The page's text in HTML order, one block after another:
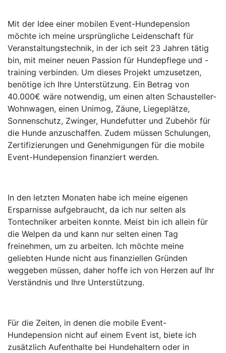
Mit der Idee einer mobilen Event-Hundepension
möchte ich meine ursprüngliche Leidenschaft für
Veranstaltungstechnik, in der ich seit 23 Jahren tätig
bin, mit meiner neuen Passion für Hundepflege und -
training verbinden. Um dieses Projekt umzusetzen,
benötige ich Ihre Unterstützung. Ein Betrag von
40.000€ wäre notwendig, um einen alten Schausteller-
Wohnwagen, einen Unimog, Zäune, Liegeplätze,
Sonnenschutz, Zwinger, Hundefutter und Zubehör für
die Hunde anzuschaffen. Zudem müssen Schulungen,
Zertifizierungen und Genehmigungen für die mobile
Event-Hundepension finanziert werden.
In den letzten Monaten habe ich meine eigenen
Ersparnisse aufgebraucht, da ich nur selten als
Tontechniker arbeiten konnte. Meist bin ich allein für
die Welpen da und kann nur selten einen Tag
freinehmen, um zu arbeiten. Ich möchte meine
geliebten Hunde nicht aus finanziellen Gründen
weggeben müssen, daher hoffe ich von Herzen auf Ihr
Verständnis und Ihre Unterstützung.
Für die Zeiten, in denen die mobile Event-
Hundepension nicht auf einem Event ist, biete ich
zusätzlich Aufenthalte bei Hundehaltern oder in